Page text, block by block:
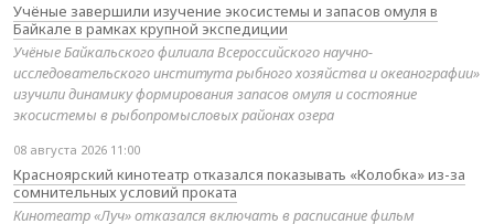
Учёные завершили изучение экосистемы и запасов омуля в
Байкале в рамках крупной экспедиции
Учёные Байкальского филиала Всероссийского научно-
исследовательского института рыбного хозяйства и океанографии»
изучили динамику формирования запасов омуля и состояние
экосистемы в рыбопромысловых районах озера
08 августа 2026 11:00
Красноярский кинотеатр отказался показывать «Колобка» из-за
сомнительных условий проката
Кинотеатр «Луч» отказался включать в расписание фильм